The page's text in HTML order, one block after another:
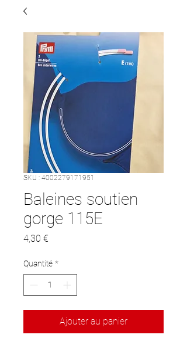
SKU : 4002279171951
Baleines soutien
gorge 115E
4,30 €
Quantité *
Ajouter au panier